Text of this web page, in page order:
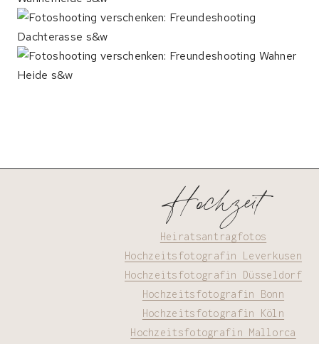
Hochzeit
Heiratsantragfotos
Hochzeitsfotografin Leverkusen
Hochzeitsfotografin Düsseldorf
Hochzeitsfotografin Bonn
Hochzeitsfotografin Köln
Hochzeitsfotografin Mallorca